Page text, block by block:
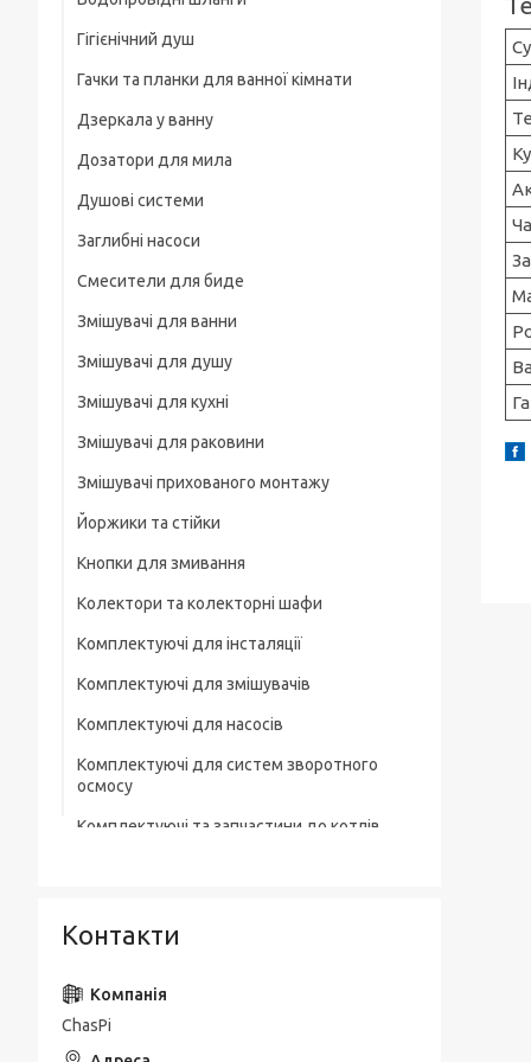
Для смартфонів
На груди / плече / пояс
Штативні головки
Магнітні тримачі
Для велосипеда, мотоцикла
Гігієнічний душ
Гачки та планки для ванної кімнати
Дзеркала у ванну
Дозатори для мила
Душові системи
Заглибні насоси
Смесители для биде
Змішувачі для ванни
Змішувачі для душу
Змішувачі для кухні
Змішувачі для раковини
Змішувачі прихованого монтажу
Йоржики та стійки
Кнопки для змивання
Колектори та колекторні шафи
Комплектуючі для інсталяції
Комплектуючі для змішувачів
Комплектуючі для насосів
Комплектуючі для систем зворотного
осмосу
Комплектуючі та запчастини до котлів
Лотки для зливної каналізації
Мильниці
Монтажні елементи
Контакти
ChasPi